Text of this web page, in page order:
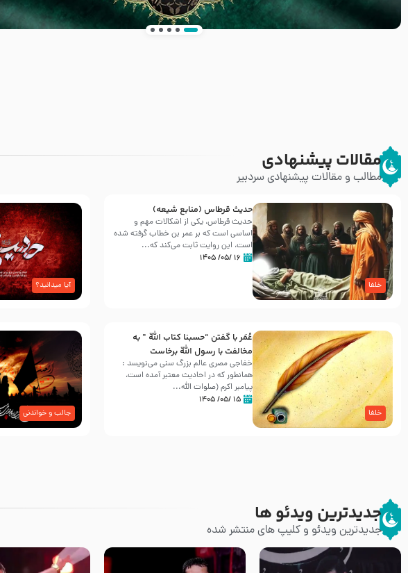
مقالات پیشنهادی
مطالب و مقالات پیشنهادی سردبیر
خلفا
حدیث قرطاس (منابع شیعه)
حدیث قرطاس، یکی از اشکالات مهم و
اساسی است که بر عمر بن خطاب گرفته شده
است، این روایت ثابت می‌کند که...
۱۶ /۰۵/ ۱۴۰۵
آیا میدانید؟
خلفا
عُمَر با گفتن “حسبنا كتاب اللّه ” به
مخالفت با رسول اللّه برخاست
خفاجی مصری عالم بزرگ سنی می‌نویسد :
همانطور که در احادیث معتبر آمده است،
پیامبر اکرم (صلوات اللّه...
۱۵ /۰۵/ ۱۴۰۵
جالب و خواندنی
جدیدترین ویدئو ها
جدیدترین ویدئو و کلیپ های منتشر شده